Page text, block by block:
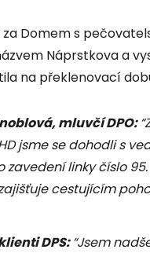
za Domem s
Náprstkova a
na překlenovací
mluvčí DPO:
jsme se dohodli s
zavedení linky číslo
cestujícím
DPS:“Jsem